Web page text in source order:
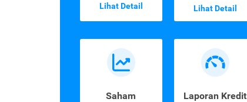
Lihat Detail Lihat Detail
Saham Laporan Kredit